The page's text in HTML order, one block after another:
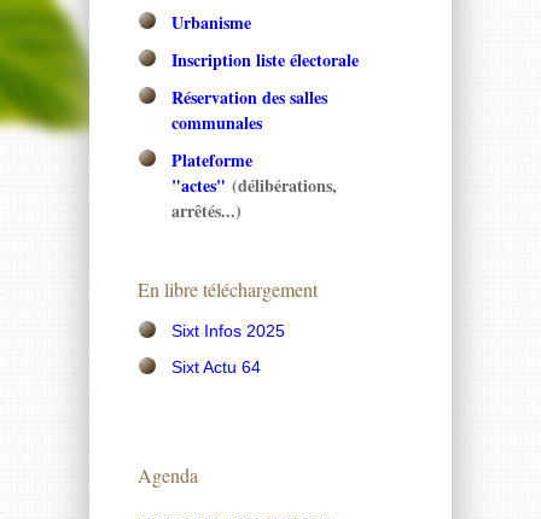
Urbanisme
Inscription liste électorale
Réservation des salles
communales
Plateforme
"actes" (délibérations,
arrêtés...)
En libre téléchargement
Sixt Infos 2025
Sixt Actu 64
Agenda